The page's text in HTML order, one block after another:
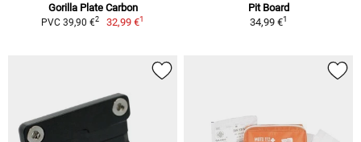
Gorilla Plate Carbon
PVC 39,90 €2 32,99 €1
Pit Board
34,99 €1